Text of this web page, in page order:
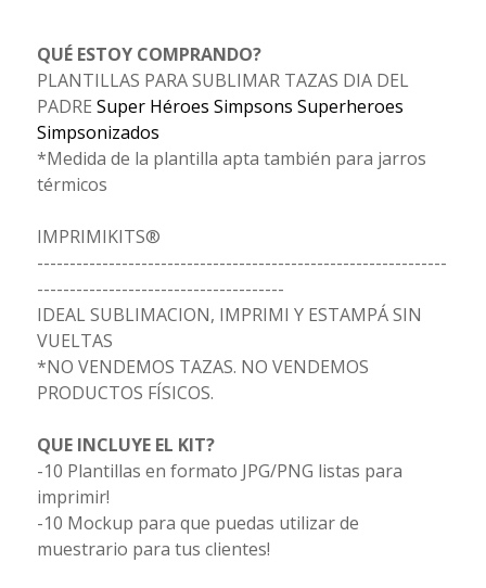
QUÉ ESTOY COMPRANDO?
PLANTILLAS PARA SUBLIMAR TAZAS DIA DEL
PADRE Super Héroes Simpsons Superheroes
Simpsonizados
*Medida de la plantilla apta también para jarros
térmicos
IMPRIMIKITS®
---------------------------------------------------------------
--------------------------------------
IDEAL SUBLIMACION, IMPRIMI Y ESTAMPÁ SIN
VUELTAS
*NO VENDEMOS TAZAS. NO VENDEMOS
PRODUCTOS FÍSICOS.
QUE INCLUYE EL KIT?
-10 Plantillas en formato JPG/PNG listas para
imprimir!
-10 Mockup para que puedas utilizar de
muestrario para tus clientes!